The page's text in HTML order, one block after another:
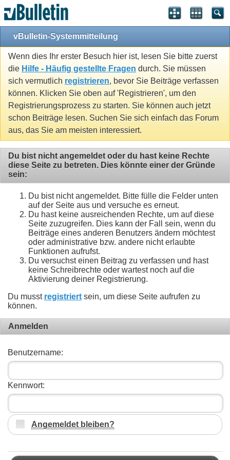
vBulletin-Systemmitteilung
Wenn dies Ihr erster Besuch hier ist, lesen Sie bitte zuerst
die Hilfe - Häufig gestellte Fragen durch. Sie müssen
sich vermutlich registrieren, bevor Sie Beiträge verfassen
können. Klicken Sie oben auf 'Registrieren', um den
Registrierungsprozess zu starten. Sie können auch jetzt
schon Beiträge lesen. Suchen Sie sich einfach das Forum
aus, das Sie am meisten interessiert.
Du bist nicht angemeldet oder du hast keine Rechte
diese Seite zu betreten. Dies könnte einer der Gründe
sein:
Du bist nicht angemeldet. Bitte fülle die Felder unten
auf der Seite aus und versuche es erneut.
Du hast keine ausreichenden Rechte, um auf diese
Seite zuzugreifen. Dies kann der Fall sein, wenn du
Beiträge eines anderen Benutzers ändern möchtest
oder administrative bzw. andere nicht erlaubte
Funktionen aufrufst.
Du versuchst einen Beitrag zu verfassen und hast
keine Schreibrechte oder wartest noch auf die
Aktivierung deiner Registrierung.
Du musst registriert sein, um diese Seite aufrufen zu
können.
Anmelden
Benutzername:
Kennwort:
Angemeldet bleiben?